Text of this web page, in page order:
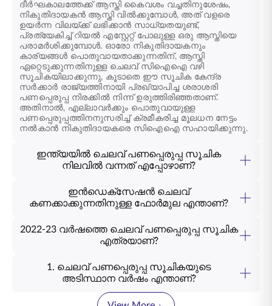
ദീർഘകാലത്തേക്ക് ആസ്തി കൈവശം വച്ചതിനുശേഷം,
നികുതിദായകൻ ആസ്തി വിൽക്കുമ്പോൾ, അത് വളരെ
ഉയർന്ന വിലയ്ക്ക് ലഭിക്കാൻ സാധ്യതയുണ്ട്,
പ്രത്യേകിച്ച് റിയൽ എസ്റ്റേറ്റ് പോലുള്ള ഒരു ആസ്തിയെ
പരാമർശിക്കുമ്പോൾ. ഓരോ നികുതിദായകനും
കാര്യങ്ങൾ പൊതുവായതാക്കുന്നതിന്, ആസ്തി
ഏറ്റെടുക്കുന്നതിനുള്ള ചെലവ് സിഐഐ വഴി
സൂചികയിലാക്കുന്നു, കൂടാതെ ഈ സൂചിക കേന്ദ്ര
സർക്കാർ രാജ്യത്തിനായി പ്രഖ്യാപിച്ച ശരാശരി
പണപ്പെരുപ്പ നിരക്കിൽ നിന്ന് ഉരുത്തിരിഞ്ഞതാണ്.
അതിനാൽ, എല്ലാവർക്കും പൊതുവായുള്ള
പണപ്പെരുപ്പത്തിനനുസരിച്ച് ക്രമീകരിച്ച മൂലധന നേട്ടം
നൽകാൻ നികുതിദായകരെ സിഐഐ സഹായിക്കുന്നു.
ഇന്ത്യയിൽ ചെലവ് പണപ്പെരുപ്പ സൂചിക
നിലവിൽ വന്നത് എപ്പോഴാണ്?
ഇൻഡെക്സേഷൻ ചെലവ്
കണക്കാക്കുന്നതിനുള്ള ഫോർമുല എന്താണ്?
2022-23 വർഷത്തെ ചെലവ് പണപ്പെരുപ്പ സൂചിക
എത്രയാണ്?
1. ചെലവ് പണപ്പെരുപ്പ സൂചികയുടെ
അടിസ്ഥാന വർഷം എന്താണ്?